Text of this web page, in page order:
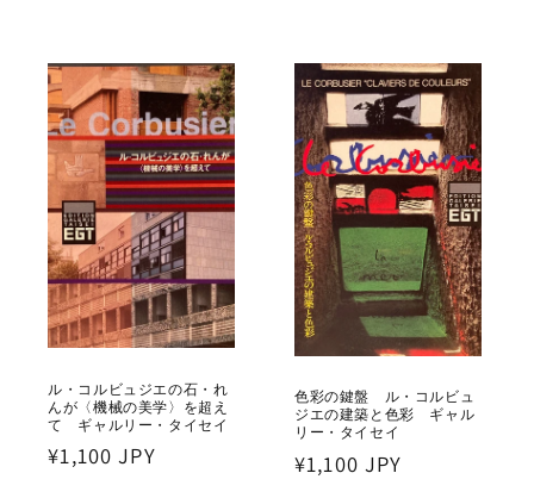
格
格
ル・コルビュジエの石・れ
んが〈機械の美学〉を超え
て ギャルリー・タイセイ
通
¥1,100 JPY
色彩の鍵盤 ル・コルビュ
ジエの建築と色彩 ギャル
リー・タイセイ
通
¥1,100 JPY